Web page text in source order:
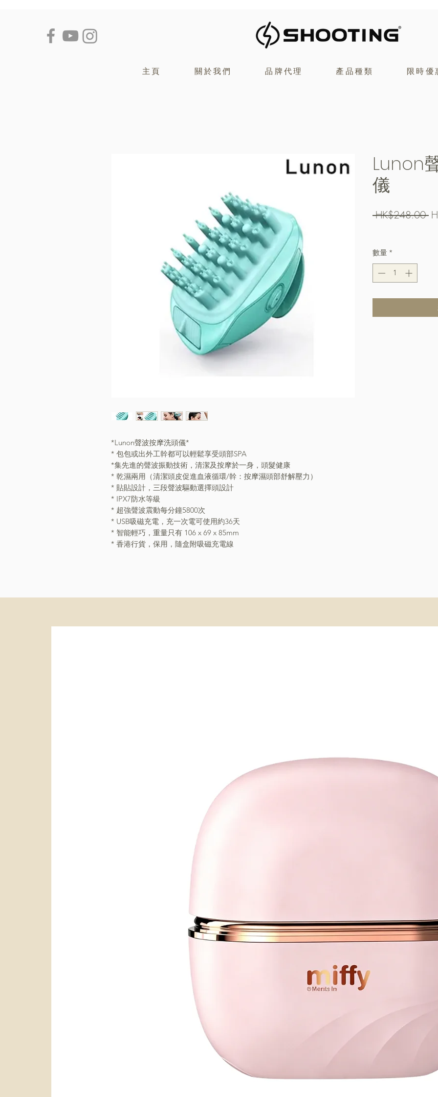
*Lunon聲波按摩洗頭儀*
* 包包或出外工幹都可以輕鬆享受頭部SPA
*集先進的聲波振動技術，清潔及按摩於一身，頭髮健康
* 乾濕兩用（清潔頭皮促進血液循環/幹：按摩濕頭部舒解壓力）
* 貼貼設計，三段聲波驅動選擇頭設計
* IPX7防水等級
* 超強聲波震動每分鐘5800次
* USB吸磁充電，充一次電可使用約36天
* 智能輕巧，重量只有 106 x 69 x 85mm
* 香港行貨，保用，隨盒附吸磁充電線
Lunon
儀
HK$248.00 一
數量 *
主頁 關於我們 品牌代理 產品種類 限時優